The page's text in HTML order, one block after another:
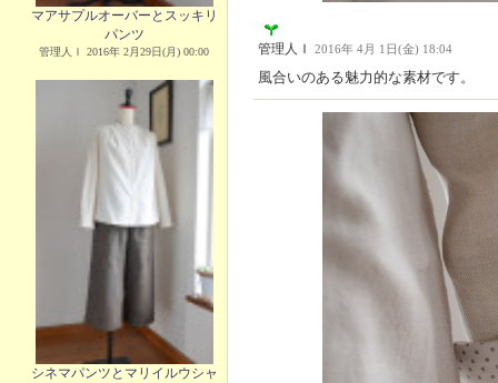
マアサプルオーバーとスッキリ
パンツ
管理人Ｉ 2016年 2月29日(月) 00:00
シネマパンツとマリイルウシャ
管理人Ｉ 2016年 4月 1日(金) 18:04
風合いのある魅力的な素材です。